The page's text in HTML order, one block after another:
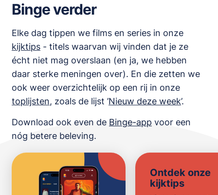
Binge verder
Elke dag tippen we films en series in onze
kijktips - titels waarvan wij vinden dat je ze
écht niet mag overslaan (en ja, we hebben
daar sterke meningen over). En die zetten we
ook weer overzichtelijk op een rij in onze
toplijsten, zoals de lijst ’Nieuw deze week’.
Download ook even de Binge-app voor een
nóg betere beleving.
Ontdek onze
kijktips